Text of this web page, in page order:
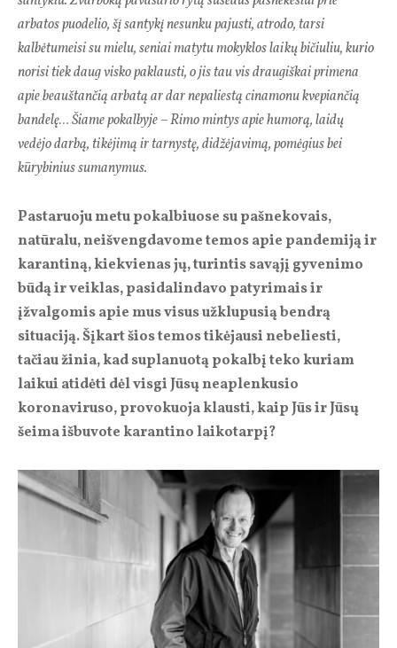
arbatos puodelio, šį santykį nesunku pajusti, atrodo, tarsi
kalbėtumeisi su mielu, seniai matytu mokyklos laikų bičiuliu, kurio
norisi tiek daug visko paklausti, o jis tau vis draugiškai primena
apie beauštančią arbatą ar dar nepaliestą cinamonu kvepiančią
bandelę… Šiame pokalbyje – Rimo mintys apie humorą, laidų
vedėjo darbą, tikėjimą ir tarnystę, didžėjavimą, pomėgius bei
kūrybinius sumanymus.
Pastaruoju metu pokalbiuose su pašnekovais,
natūralu, neišvengdavome temos apie pandemiją ir
karantiną, kiekvienas jų, turintis savąjį gyvenimo
būdą ir veiklas, pasidalindavo patyrimais ir
įžvalgomis apie mus visus užklupusią bendrą
situaciją. Šįkart šios temos tikėjausi nebeliesti,
tačiau žinia, kad suplanuotą pokalbį teko kuriam
laikui atidėti dėl visgi Jūsų neaplenkusio
koronaviruso, provokuoja klausti, kaip Jūs ir Jūsų
šeima išbuvote karantino laikotarpį?